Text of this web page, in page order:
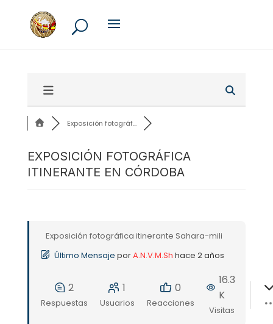
Exposición fotográf...
EXPOSICIÓN FOTOGRÁFICA
ITINERANTE EN CÓRDOBA
Exposición fotográfica itinerante Sahara-mili
Último Mensaje porA.N.V.M.Sh hace 2 años
2
Respuestas
1
Usuarios
0
Reacciones
16.3
K
Visitas